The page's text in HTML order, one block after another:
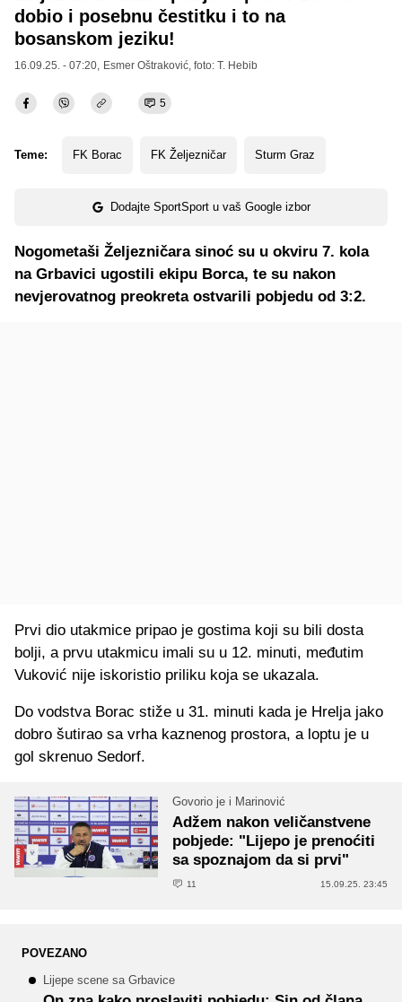
dobio i posebnu čestitku i to na
bosanskom jeziku!
16.09.25. - 07:20, Esmer Oštraković , foto: T. Hebib
5
Teme: FK Borac FK Željezničar Sturm Graz
Dodajte SportSport u vaš Google izbor
Nogometaši Željezničara sinoć su u okviru 7. kola
na Grbavici ugostili ekipu Borca, te su nakon
nevjerovatnog preokreta ostvarili pobjedu od 3:2.
Prvi dio utakmice pripao je gostima koji su bili dosta
bolji, a prvu utakmicu imali su u 12. minuti, međutim
Vuković nije iskoristio priliku koja se ukazala.
Do vodstva Borac stiže u 31. minuti kada je Hrelja jako
dobro šutirao sa vrha kaznenog prostora, a loptu je u
gol skrenuo Sedorf.
Govorio je i Marinović
Adžem nakon veličanstvene
pobjede: "Lijepo je prenoćiti
sa spoznajom da si prvi"
11 15.09.25. 23:45
POVEZANO
Lijepe scene sa Grbavice